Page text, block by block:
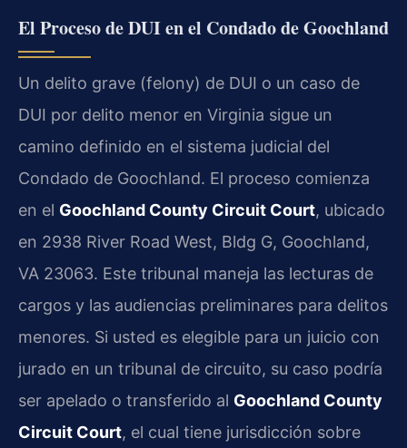
El Proceso de DUI en el Condado de Goochland
Un delito grave (felony) de DUI o un caso de
DUI por delito menor en Virginia sigue un
camino definido en el sistema judicial del
Condado de Goochland. El proceso comienza
en el Goochland County Circuit Court, ubicado
en 2938 River Road West, Bldg G, Goochland,
VA 23063. Este tribunal maneja las lecturas de
cargos y las audiencias preliminares para delitos
menores. Si usted es elegible para un juicio con
jurado en un tribunal de circuito, su caso podría
ser apelado o transferido al Goochland County
Circuit Court, el cual tiene jurisdicción sobre